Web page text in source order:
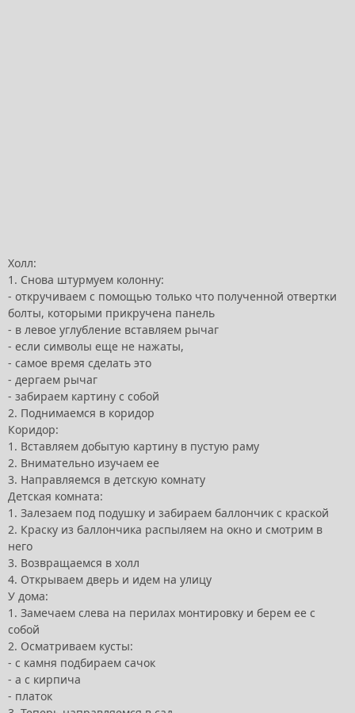
Холл:
1. Снова штурмуем колонну:
- откручиваем с помощью только что полученной отвертки
болты, которыми прикручена панель
- в левое углубление вставляем рычаг
- если символы еще не нажаты,
- самое время сделать это
- дергаем рычаг
- забираем картину с собой
2. Поднимаемся в коридор
Коридор:
1. Вставляем добытую картину в пустую раму
2. Внимательно изучаем ее
3. Направляемся в детскую комнату
Детская комната:
1. Залезаем под подушку и забираем баллончик с краской
2. Краску из баллончика распыляем на окно и смотрим в
него
3. Возвращаемся в холл
4. Открываем дверь и идем на улицу
У дома:
1. Замечаем слева на перилах монтировку и берем ее с
собой
2. Осматриваем кусты:
- с камня подбираем сачок
- а с кирпича
- платок